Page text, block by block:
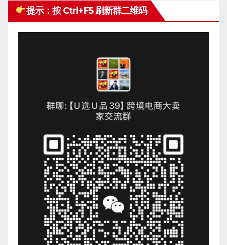
提示：按 Ctrl+F5 刷新群二维码